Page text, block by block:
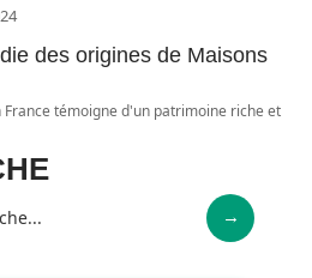
des origines de Maisons
témoigne d'un patrimoine riche et